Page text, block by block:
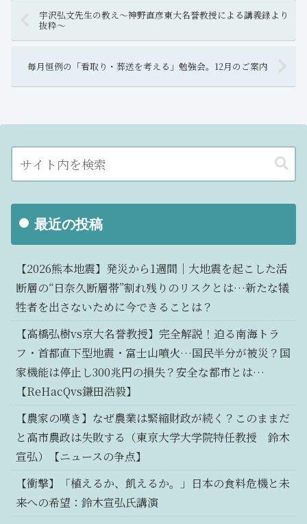
宇沢弘文先生の教え～神野直彦東大名誉教授による講義録より
抜粋～
毎月恒例の「看取り・葬送を考える」勉強会。12月のご案内
最近の投稿
【2026熊本地震】発災から1週間｜大地震を起こした活
断層の“日奈久断層帯”割れ残りのリスクとは…新たな犠
牲者を出さないために今できることは？
【高橋弘樹vs京大名誉教授】完全解説！迫る南海トラ
フ・首都直下型地震・富士山噴火…国民半分が被災？国
家機能は停止し300兆円の損失？安全な都市とは…
【ReHacQvs鎌田浩毅】
【農家の嘆き】なぜ農業は緊縮財政が続く？このままだ
と高市農政は失敗する（東京大学大学院特任教授 鈴木
宣弘）【ニュースの争点】
【衝撃】「植えるか、飢えるか。」日本の食料危機と未
来への希望：鈴木宣弘氏講演